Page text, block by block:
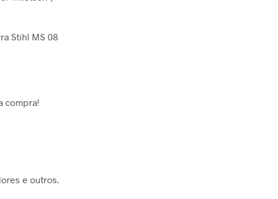
Stihl MS 08
compra!
e outros.